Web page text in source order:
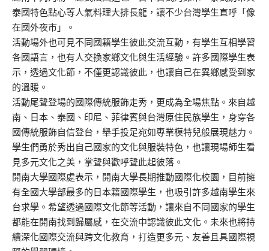
泰國特色點心等人氣料理大排長龍，讓不少台灣學生直呼「像
在國外夜市」。
活動場外也可見不同國籍學生彼此交流互動，有學生互相學習
各國語言，也有人交換家鄉文化與生活經驗。許多國際學生表
示，透過文化節，不僅更認識彼此，也讓自己在異鄉感受到家
的溫暖。
活動尾聲登場的國際傳統服飾走秀，更成為全場焦點。來自越
南、日本、泰國、印尼、菲律賓與台灣原住民族學生，身穿各
國傳統服飾自信登台，舉手投足宛如專業模特兒般展現魅力。
學生們勇於秀出自己國家的文化與服裝特色，也讓現場師生看
見多元文化之美，掌聲與歡呼聲此起彼落。
開南大學國際處表示，開南大學長期推動國際化校園，目前擁
有全國大學部最多的日本籍國際學生，也吸引許多越南學生來
台求學。希望透過國際文化節等活動，讓來自不同國家的學生
都能在開南找到歸屬感，在交流中認識彼此文化。未來也將持
續深化國際交流與跨文化教育，打造更多元、友善且具國際視